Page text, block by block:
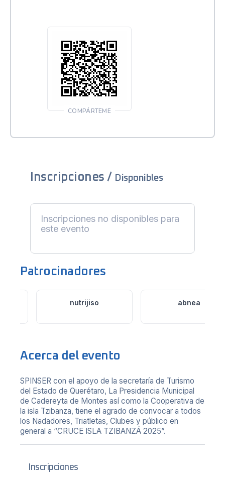
COMPÁRTEME
Inscripciones / Disponibles
Inscripciones no disponibles para
este evento
Patrocinadores
nutrijiso abnea
Acerca del evento
SPINSER con el apoyo de la secretaría de Turismo
del Estado de Querétaro, La Presidencia Municipal
de Cadereyta de Montes así como la Cooperativa de
la isla Tzibanza, tiene el agrado de convocar a todos
los Nadadores, Triatletas, Clubes y público en
general a “CRUCE ISLA TZIBANZÁ 2025”.
Inscripciones